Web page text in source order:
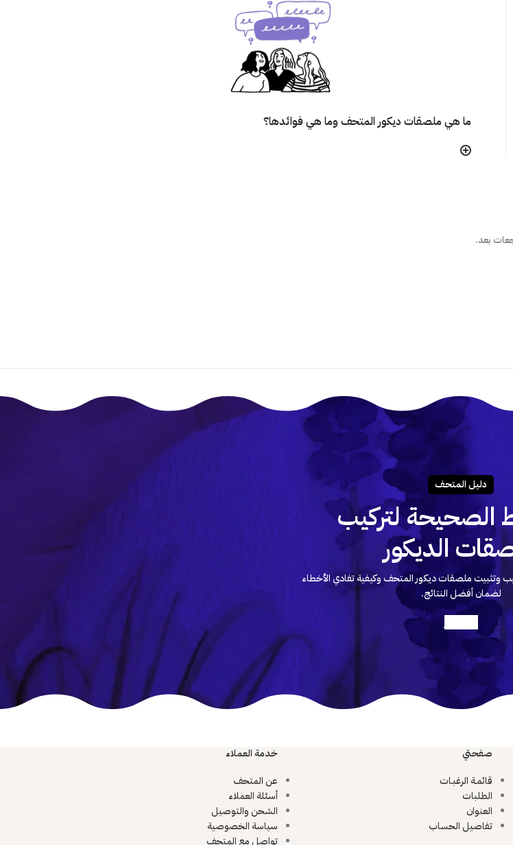
ما هي ملصقات ديكور المتحف وما هي فوائدها؟
بعد.
دليـل المتحـف
الصحيحة لتركيب
الديكور
وتثبيت ملصقات ديكور المتحف وكيفية تفادي الأخطاء
لضمان أفضل النتائج.
صفحتي
قائمـة الرغبـات
الطلبات
العنوان
تفاصيل الحساب
خدمة العملاء
عن المتحف
أسئلة العملاء
الشحن والتوصيل
سياسة الخصوصية
تواصل مع المتحف